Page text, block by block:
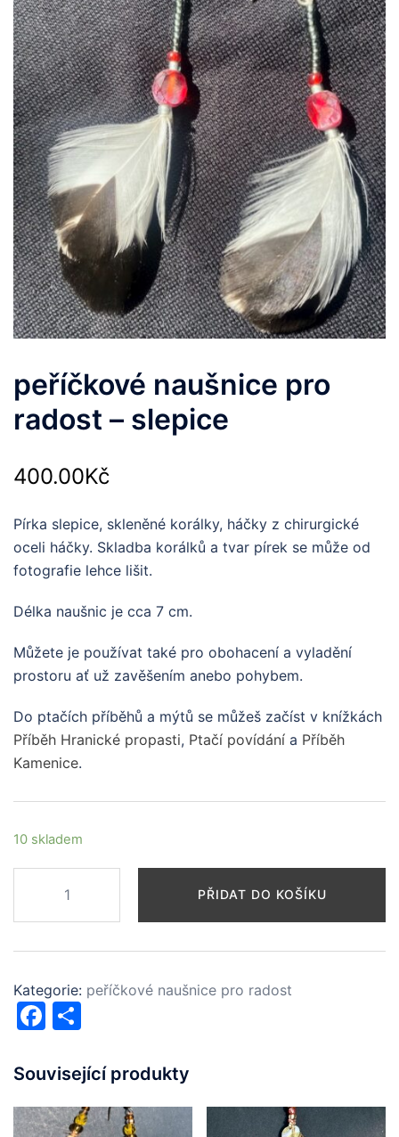
peříčkové naušnice pro
radost – slepice
400.00Kč
Pírka slepice, skleněné korálky, háčky z chirurgické
oceli háčky. Skladba korálků a tvar pírek se může od
fotografie lehce lišit.
Délka naušnic je cca 7 cm.
Můžete je používat také pro obohacení a vyladění
prostoru ať už zavěšením anebo pohybem.
Do ptačích příběhů a mýtů se můžeš začíst v knížkách
Příběh Hranické propasti, Ptačí povídání a Příběh
Kamenice.
10 skladem
naušnice
pro
radost
slepice
množství
PŘIDAT DO KOŠÍKU
Kategorie: peříčkové naušnice pro radost
Facebook
Související produkty